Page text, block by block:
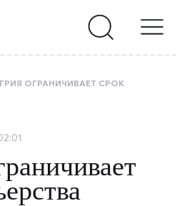
ОГРАНИЧИВАЕТ СРОК